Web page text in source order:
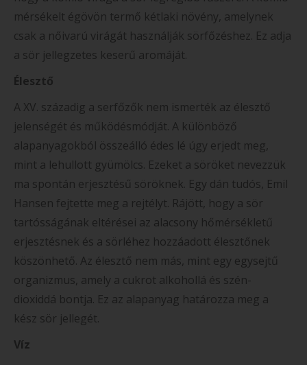
mérsékelt égövön termő kétlaki növény, amelynek
csak a nőivarú virágát használják sörfőzéshez. Ez adja
a sör jellegzetes keserű aromáját.
Élesztő
A XV. századig a serfőzők nem ismerték az élesztő
jelenségét és működésmódját. A különböző
alapanyagokból összeálló édes lé úgy erjedt meg,
mint a lehullott gyümölcs. Ezeket a söröket nevezzük
ma spontán erjesztésű söröknek. Egy dán tudós, Emil
Hansen fejtette meg a rejtélyt. Rájött, hogy a sör
tartósságának eltérései az alacsony hőmérsékletű
erjesztésnek és a sörléhez hozzáadott élesztőnek
köszönhető. Az élesztő nem más, mint egy egysejtű
organizmus, amely a cukrot alkohollá és szén-
dioxiddá bontja. Ez az alapanyag határozza meg a
kész sör jellegét.
Víz